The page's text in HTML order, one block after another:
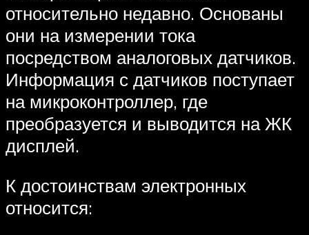
относительно недавно. Основаны
они на измерении тока
посредством аналоговых датчиков.
Информация с датчиков поступает
на микроконтроллер, где
преобразуется и выводится на ЖК
дисплей.
К достоинствам электронных
относится: